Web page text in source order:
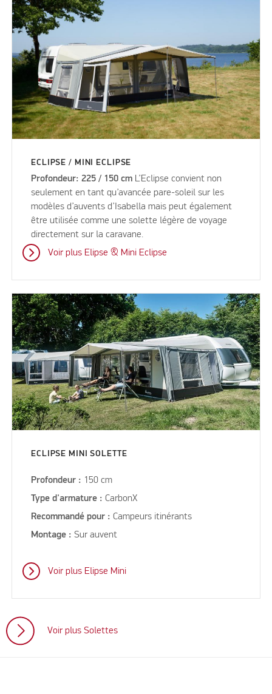
ECLIPSE / MINI ECLIPSE
Profondeur: 225 / 150 cm L’Eclipse convient non
seulement en tant qu’avancée pare-soleil sur les
modèles d’auvents d’Isabella mais peut également
être utilisée comme une solette légère de voyage
directement sur la caravane.
Voir plus Elipse & Mini Eclipse
ECLIPSE MINI SOLETTE
Profondeur : 150 cm
Type d'armature :CarbonX
Recommandé pour :Campeurs itinérants
Montage :Sur auvent
Voir plus Elipse Mini
Voir plus Solettes